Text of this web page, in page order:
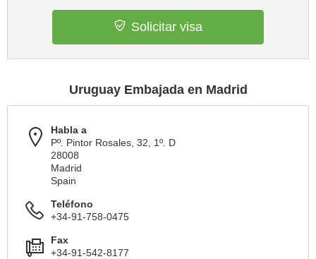
Solicitar visa
Uruguay Embajada en Madrid
Habla a
Pº. Pintor Rosales, 32, 1º. D
28008
Madrid
Spain
Teléfono
+34-91-758-0475
Fax
+34-91-542-8177